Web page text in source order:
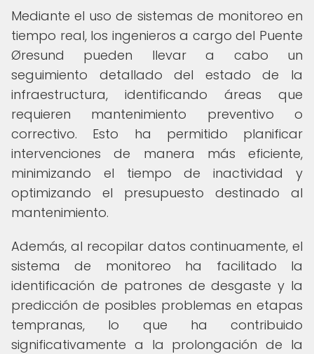
Mediante el uso de sistemas de monitoreo en
tiempo real, los ingenieros a cargo del Puente
Øresund pueden llevar a cabo un
seguimiento detallado del estado de la
infraestructura, identificando áreas que
requieren mantenimiento preventivo o
correctivo. Esto ha permitido planificar
intervenciones de manera más eficiente,
minimizando el tiempo de inactividad y
optimizando el presupuesto destinado al
mantenimiento.
Además, al recopilar datos continuamente, el
sistema de monitoreo ha facilitado la
identificación de patrones de desgaste y la
predicción de posibles problemas en etapas
tempranas, lo que ha contribuido
significativamente a la prolongación de la